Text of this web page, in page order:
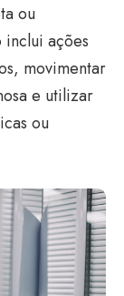
ou
ações
movimentar
e utilizar
ou